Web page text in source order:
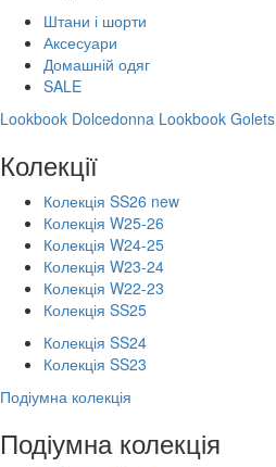
Штани і шорти
Аксесуари
Домашній одяг
SALE
Lookbook Dolcedonna Lookbook Golets
Колекції
Колекція SS26 new
Колекція W25-26
Колекція W24-25
Колекція W23-24
Колекція W22-23
Колекція SS25
Колекція SS24
Колекція SS23
Подіумна колекція
Подіумна колекція